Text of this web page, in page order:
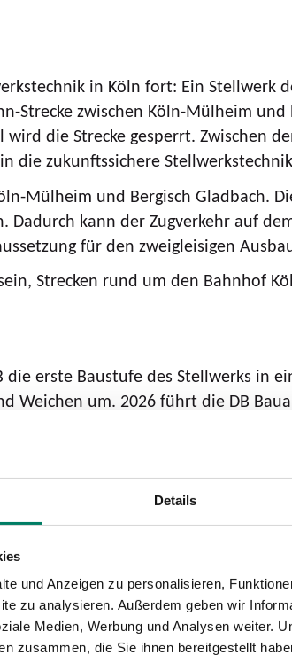
Details
und Anzeigen zu personalisieren,
zu analysieren. Außerdem geben wir
Medien, Werbung und Analysen weiter.
zusammen, die Sie ihnen bereitgestellt
in Köln fort: Ein
Strecke zwischen Köln-Mülheim
die Strecke gesperrt. Zwischen
die zukunftssichere
Mülheim und Bergisch Gladbach.
kann der Zugverkehr auf
für den zweigleisigen
Strecken rund um den Bahnhof
erste Baustufe des Stellwerks in
Weichen um. 2026 führt die DB
notwendig. Dazu gehört eine
vorgesehen.
entlang der Strecke
sie knapp 70 Schächte aus und
an.
der anstehenden Arbeiten